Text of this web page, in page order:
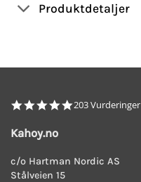
Produktdetaljer
4.8
203 Vurderinger
Kahoy.no
c/o Hartman Nordic AS
Stålveien 15